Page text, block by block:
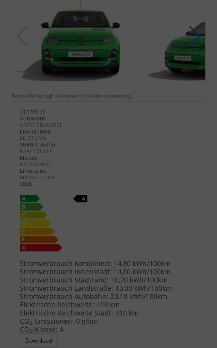
Beispielbilder, ggf. teilweise mit Sonderausstattung
GETRIEBE
Automatik
ANTRIEBSACHSE
Frontantrieb
LEISTUNG
99 kW (135 PS)
KRAFTSTOFF
Elektro
KATEGORIE
Limousine
MODELLJAHR
2026
Stromverbrauch kombiniert: 14,80 kWh/100km
Stromverbrauch Innenstadt: 14,80 kWh/100km
Stromverbrauch Stadtrand: 10,70 kWh/100km
Stromverbrauch Landstraße: 13,00 kWh/100km
Stromverbrauch Autobahn: 20,10 kWh/100km
Elektrische Reichweite: 428 km
Elektrische Reichweite Stadt: 310 km
CO2-Emissionen: 0 g/km
CO2-Klasse: A
Download